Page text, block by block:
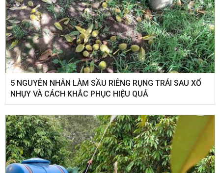
5 NGUYÊN NHÂN LÀM SẦU RIÊNG RỤNG TRÁI SAU XỔ
NHỤY VÀ CÁCH KHẮC PHỤC HIỆU QUẢ